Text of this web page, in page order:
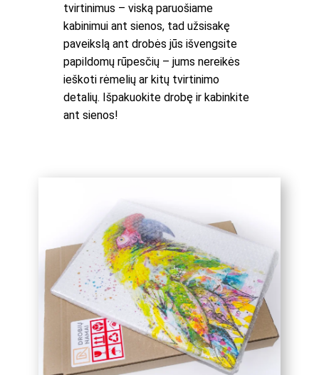
tvirtinimus – viską paruošiame
kabinimui ant sienos, tad užsisakę
paveikslą ant drobės jūs išvengsite
papildomų rūpesčių – jums nereikės
ieškoti rėmelių ar kitų tvirtinimo
detalių. Išpakuokite drobę ir kabinkite
ant sienos!